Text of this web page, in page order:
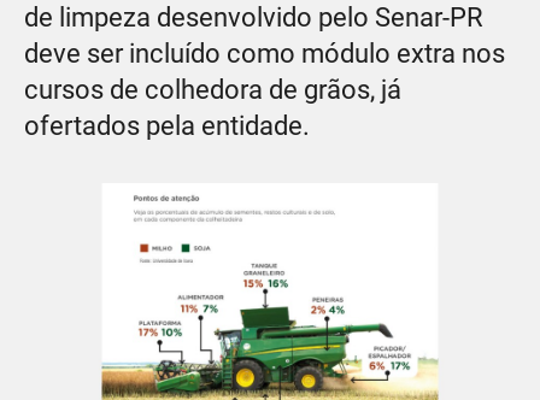
de limpeza desenvolvido pelo Senar-PR
deve ser incluído como módulo extra nos
cursos de colhedora de grãos, já
ofertados pela entidade.